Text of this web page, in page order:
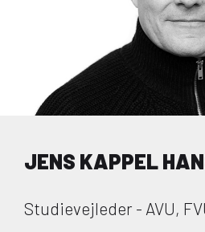
JENS KAPPEL
Studievejleder - AVU,